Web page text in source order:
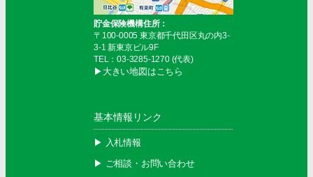
貯金保険機構住所：
〒100-0005 東京都千代田区丸の内3-
3-1 新東京ビル9F
TEL：03-3285-1270 (代表)
▶︎大きい地図はこちら
基本情報リンク
▶︎ 入札情報
▶︎ ご相談・お問い合わせ